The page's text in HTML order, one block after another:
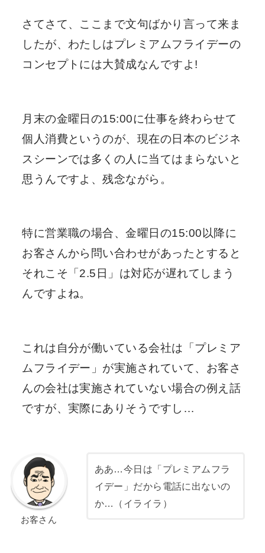
さてさて、ここまで文句ばかり言って来ま
したが、わたしはプレミアムフライデーの
コンセプトには大賛成なんですよ!
月末の金曜日の15:00に仕事を終わらせて
個人消費というのが、現在の日本のビジネ
スシーンでは多くの人に当てはまらないと
思うんですよ、残念ながら。
特に営業職の場合、金曜日の15:00以降に
お客さんから問い合わせがあったとすると
それこそ「2.5日」は対応が遅れてしまう
んですよね。
これは自分が働いている会社は「プレミア
ムフライデー」が実施されていて、お客さ
んの会社は実施されていない場合の例え話
ですが、実際にありそうですし…
お客さん
ああ…今日は「プレミアムフラ
イデー」だから電話に出ないの
か…（イライラ）